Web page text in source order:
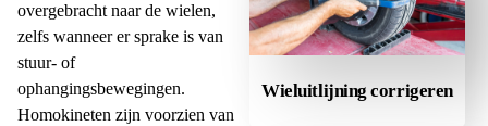
overgebracht naar de wielen,
zelfs wanneer er sprake is van
stuur- of
ophangingsbewegingen.
Homokineten zijn voorzien van
Wieluitlijning corrigeren